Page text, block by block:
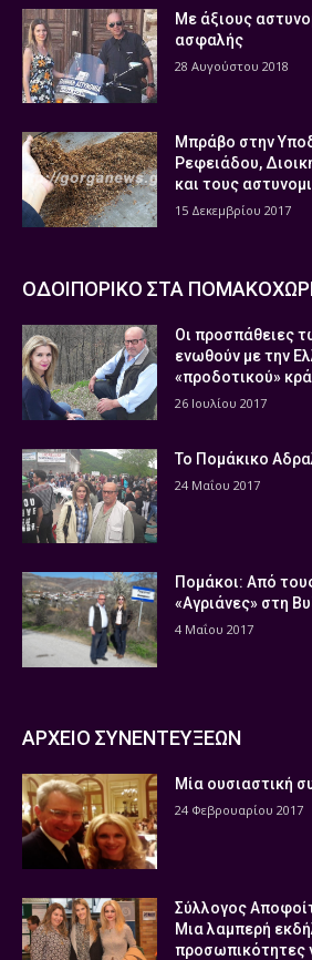
Με άξιους
ασφαλής
28 Αυγούστου 2018
Μπράβο στην
Ρεφειάδου,
και τους
15 Δεκεμβρίου 2017
ΟΔΟΙΠΟΡΙΚΟ ΣΤΑ
Οι προσπάθειες
ενωθούν με την
«προδοτικού»
26 Ιουλίου 2017
Το Πομάκικο
24 Μαΐου 2017
Πομάκοι: Από
«Αγριάνες» στη
4 Μαΐου 2017
ΑΡΧΕΙΟ ΣΥΝΕΝΤΕΥΞΕΩΝ
Μία ουσιαστική
24 Φεβρουαρίου 2017
Σύλλογος
Μια λαμπερή
προσωπικότητες